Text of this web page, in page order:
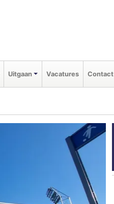
Uitgaan Vacatures Contact